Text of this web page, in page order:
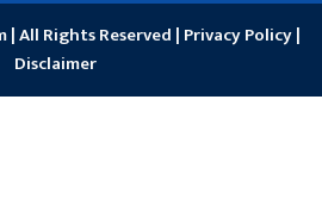
All Rights Reserved | Privacy Policy|
Disclaimer